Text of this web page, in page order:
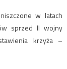
w latach
sprzed II wojny
krzyża –